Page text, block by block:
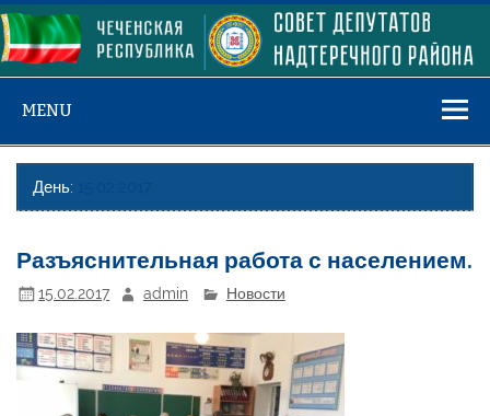
Skip
to
content
MENU
День:
Разъяснительная работа с населением.
15.02.2017 admin Новости